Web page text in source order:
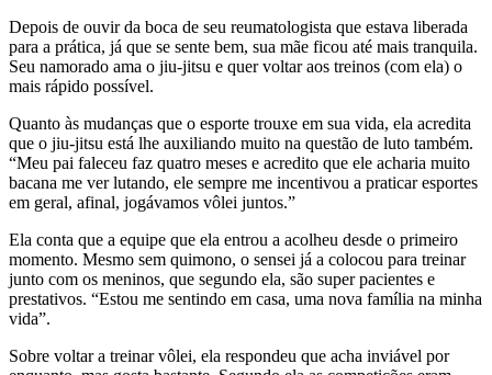
Depois de ouvir da boca de seu reumatologista que estava liberada
para a prática, já que se sente bem, sua mãe ficou até mais tranquila.
Seu namorado ama o jiu-jitsu e quer voltar aos treinos (com ela) o
mais rápido possível.
Quanto às mudanças que o esporte trouxe em sua vida, ela acredita
que o jiu-jitsu está lhe auxiliando muito na questão de luto também.
“Meu pai faleceu faz quatro meses e acredito que ele acharia muito
bacana me ver lutando, ele sempre me incentivou a praticar esportes
em geral, afinal, jogávamos vôlei juntos.”
Ela conta que a equipe que ela entrou a acolheu desde o primeiro
momento. Mesmo sem quimono, o sensei já a colocou para treinar
junto com os meninos, que segundo ela, são super pacientes e
prestativos. “Estou me sentindo em casa, uma nova família na minha
vida”.
Sobre voltar a treinar vôlei, ela respondeu que acha inviável por